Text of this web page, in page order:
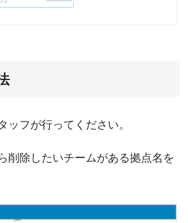
フが行ってください。
削除したいチームがある拠点名を